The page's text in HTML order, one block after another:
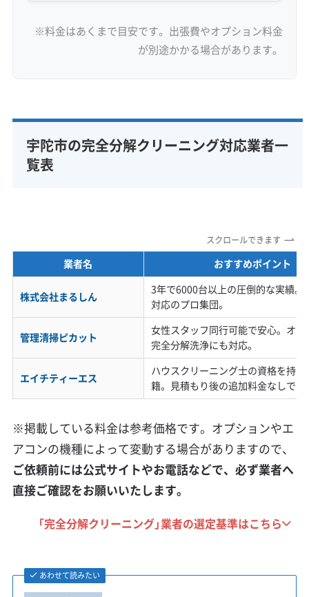
※料金はあくまで目安です。出張費やオプション料金
が別途かかる場合があります。
宇陀市の完全分解クリーニング対応業者一
覧表
スクロールできます
業者名 おすすめポイント
株式会社まるしん
3年で6000台以上の圧倒的な実績。
対応のプロ集団。
管理清掃ピカット
女性スタッフ同行可能で安心。オ
完全分解洗浄にも対応。
エイチティーエス
ハウスクリーニング士の資格を持
籍。見積もり後の追加料金なしで安
※掲載している料金は参考価格です。オプションやエ
アコンの機種によって変動する場合がありますので、
ご依頼前には公式サイトやお電話などで、必ず業者へ
直接ご確認をお願いいたします。
「完全分解クリーニング」業者の選定基準はこちら
あわせて読みたい